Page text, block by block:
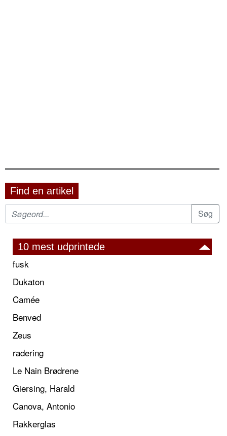
Find en artikel
10 mest udprintede
fusk
Dukaton
Camée
Benved
Zeus
radering
Le Nain Brødrene
Giersing, Harald
Canova, Antonio
Rakkerglas